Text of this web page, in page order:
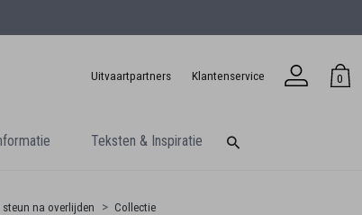
Uitvaartpartners Klantenservice 0
Teksten & Inspiratie
na overlijden Collectie